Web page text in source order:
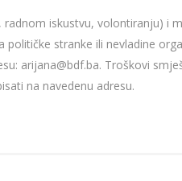
iskustvu, volontiranju) i
stranke ili nevladine
arijana@bdf.ba. Troškovi
na navedenu adresu.